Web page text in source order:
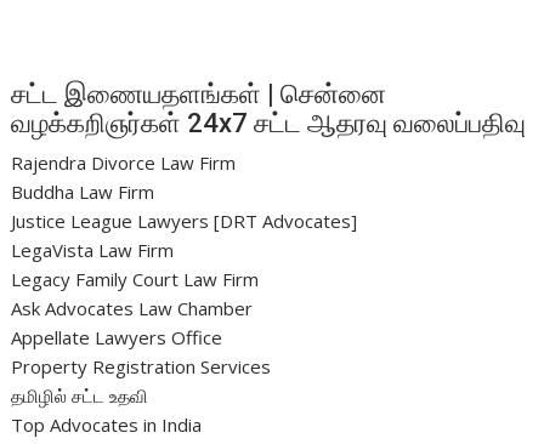
சட்ட இணையதளங்கள் | சென்னை
வழக்கறிஞர்கள் 24x7 சட்ட ஆதரவு வலைப்பதிவு
Rajendra Divorce Law Firm
Buddha Law Firm
Justice League Lawyers [DRT Advocates]
LegaVista Law Firm
Legacy Family Court Law Firm
Ask Advocates Law Chamber
Appellate Lawyers Office
Property Registration Services
தமிழில் சட்ட உதவி
Top Advocates in India